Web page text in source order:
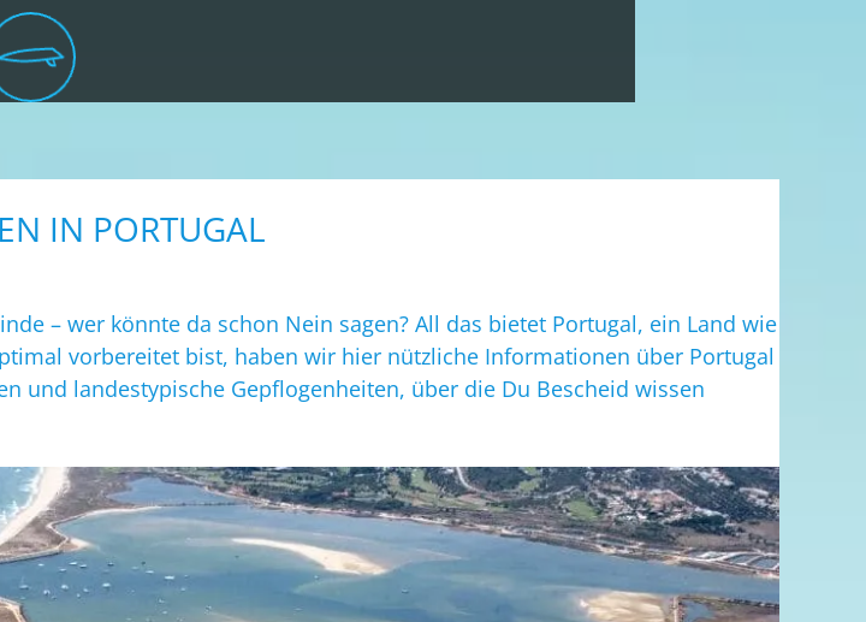
IN PORTUGAL
– wer könnte da schon Nein sagen? All das bietet Portugal, ein Land wie
vorbereitet bist, haben wir hier nützliche Informationen über Portugal
und landestypische Gepflogenheiten, über die Du Bescheid wissen